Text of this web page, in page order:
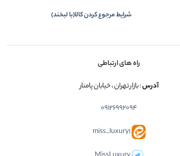
شرایط مرجوع کردن کالا(با لبخند)
راه های ارتباطی
آدرس: بازار تهران ، خیابان پامنار
09126992094
miss_luxury1